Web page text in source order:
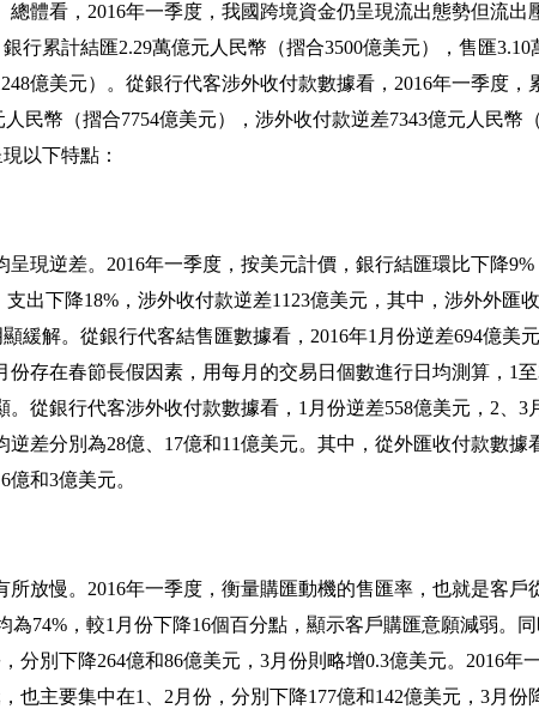
體看， 2016年一季度，我國跨境資金仍呈現流出態勢但流出
行累計結匯2.29萬億元人民幣（摺合3500億美元），售匯3.10
億美元）。從銀行代客涉外收付款數據看， 2016年一季度，
人民幣（摺合7754億美元），涉外收付款逆差7343億元人民幣
以下特點：
現逆差。 2016年一季度，按美元計價，銀行結匯環比下降9%
支出下降18%，涉外收付款逆差1123億美元，其中，涉外外匯
緩解。從銀行代客結售匯數據看， 2016年1 月份逆差694億美元
份存在春節長假因素，用每月的交易日個數進行日均測算， 1至
從銀行代客涉外收付款數據看， 1 月份逆差558億美元， 2 3
逆差分別為28億、 17億和11億美元。其中，從外匯收付款數據
6億和3億美元。
放慢。 2016年一季度，衡量購匯動機的售匯率，也就是客戶
為74%，較1 月份下降16個百分點，顯示客戶購匯意願減弱。同
分別下降264億和86億美元， 3月份則略增0.3億美元。 2016年
也主要集中在1 2 月份，分別下降177億和142億美元， 3月份